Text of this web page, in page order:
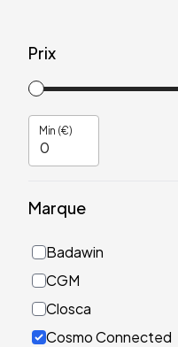
Prix
Min (€)
Marque
Badawin
CGM
Closca
Cosmo Connected